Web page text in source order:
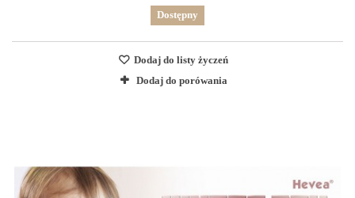
Dostępny
Dodaj do listy życzeń
Dodaj do porówania